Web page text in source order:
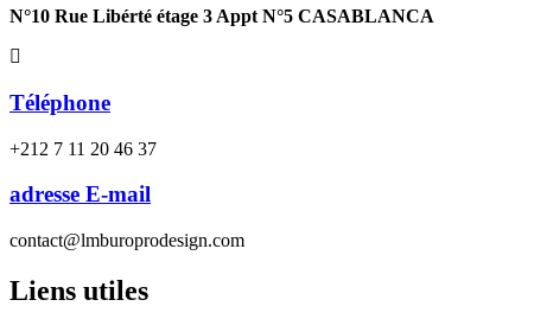
N°10 Rue Libérté étage 3 Appt N°5 CASABLANCA
Téléphone
+212 7 11 20 46 37
adresse E-mail
contact@lmburoprodesign.com
Liens utiles